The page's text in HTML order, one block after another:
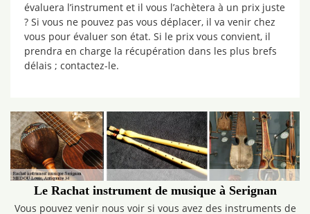
évaluera l’instrument et il vous l’achètera à un prix juste
? Si vous ne pouvez pas vous déplacer, il va venir chez
vous pour évaluer son état. Si le prix vous convient, il
prendra en charge la récupération dans les plus brefs
délais ; contactez-le.
Le Rachat instrument de musique à Serignan
Vous pouvez venir nous voir si vous avez des instruments de